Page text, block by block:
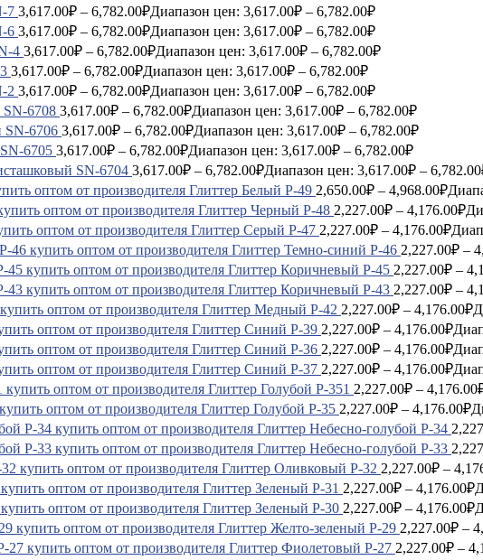
7 3,617.00₽ – 6,782.00₽Диапазон цен: 3,617.00₽ – 6,782.00₽
6 3,617.00₽ – 6,782.00₽Диапазон цен: 3,617.00₽ – 6,782.00₽
4 3,617.00₽ – 6,782.00₽Диапазон цен: 3,617.00₽ – 6,782.00₽
3,617.00₽ – 6,782.00₽Диапазон цен: 3,617.00₽ – 6,782.00₽
2 3,617.00₽ – 6,782.00₽Диапазон цен: 3,617.00₽ – 6,782.00₽
6708 3,617.00₽ – 6,782.00₽Диапазон цен: 3,617.00₽ – 6,782.00₽
SN-6706 3,617.00₽ – 6,782.00₽Диапазон цен: 3,617.00₽ – 6,782.00₽
6705 3,617.00₽ – 6,782.00₽Диапазон цен: 3,617.00₽ – 6,782.00₽
SN-6704 3,617.00₽ – 6,782.00₽Диапазон цен: 3,617.00₽ –
Глиттер Белый P-49 2,650.00₽ – 4,968.00₽
Глиттер Черный P-48 2,227.00₽ – 4,176.00₽
Глиттер Серый P-47 2,227.00₽ – 4,176.00₽
Глиттер Темно-синий P-46 2,227.00₽ –
Глиттер Коричневый P-45 2,227.00₽ –
Глиттер Коричневый P-43 2,227.00₽ –
Глиттер Медный P-42 2,227.00₽ – 4,176.00₽
Глиттер Синий P-39 2,227.00₽ – 4,176.00₽
Глиттер Синий P-36 2,227.00₽ – 4,176.00₽
Глиттер Синий P-37 2,227.00₽ – 4,176.00₽
Глиттер Голубой P-351 2,227.00₽ – 4,176.00
Глиттер Голубой P-35 2,227.00₽ – 4,176.00₽
Глиттер Небесно-голубой P-34
Глиттер Небесно-голубой P-33
Глиттер Оливковый P-32 2,227.00₽ –
Глиттер Зеленый P-31 2,227.00₽ – 4,176.00₽
Глиттер Зеленый P-30 2,227.00₽ – 4,176.00₽
Глиттер Желто-зеленый P-29 2,227.00₽ –
Глиттер Фиолетовый P-27 2,227.00₽ –